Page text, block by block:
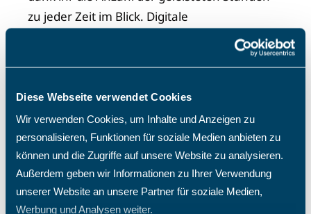
Diese Webseite verwendet Cookies
Wir verwenden Cookies, um Inhalte und Anzeigen zu
personalisieren, Funktionen für soziale Medien anbieten zu
können und die Zugriffe auf unsere Website zu analysieren.
Außerdem geben wir Informationen zu Ihrer Verwendung
unserer Website an unsere Partner für soziale Medien,
Werbung und Analysen weiter.
zu jeder Zeit im Blick. Digitale
Zeiterfassungssysteme stellen umfassende
und das
automatisieren viele Prozesse, wie z.B. die
Berechnung von Überstunden und die
Erstellung von Arbeitszeitnachweisen. Dies
spart Zeit und reduziert den
Verwaltungsaufwand. Auch Korrekuren sind
leicht durchzuführen. So können zum Beispiel